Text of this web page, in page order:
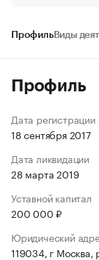
ПрофильВиды
Профиль
Дата регистрации
18 сентября 2017
Дата ликвидации
28 марта 2019
Уставной капитал
200 000 ₽
Юридический
119034, г Москва,